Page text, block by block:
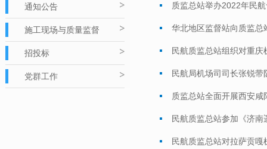
通知公告
施工现场与质量监督
招投标
党群工作
质监总站举办2022年民
华北地区监督站向质监总
民航质监总站组织对重庆
民航局机场司司长张锐带
质监总站全面开展西安
民航质监总站参加《济
民航质监总站对拉萨贡